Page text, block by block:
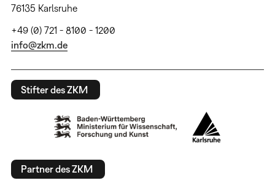
76135 Karlsruhe
+49 (0) 721 - 8100 - 1200
info@zkm.de
Stifter des ZKM
Partner des ZKM